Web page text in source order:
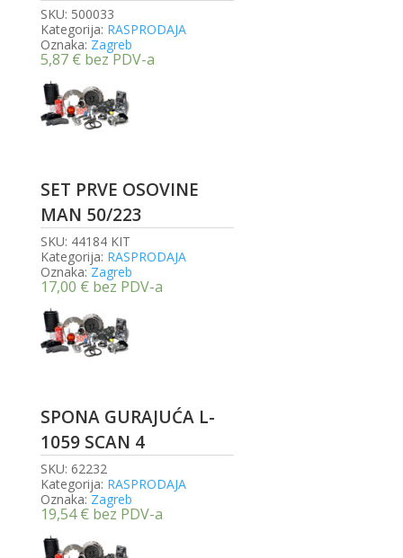
SKU: 500033
Kategorija: RASPRODAJA
Oznaka: Zagreb
5,87 € bez PDV-a
SET PRVE OSOVINE
MAN 50/223
SKU: 44184 KIT
Kategorija: RASPRODAJA
Oznaka: Zagreb
17,00 € bez PDV-a
SPONA GURAJUĆA L-
1059 SCAN 4
SKU: 62232
Kategorija: RASPRODAJA
Oznaka: Zagreb
19,54€ bez PDV-a